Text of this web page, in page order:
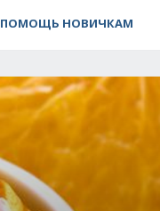
ПОМОЩЬ НОВИЧКАМ